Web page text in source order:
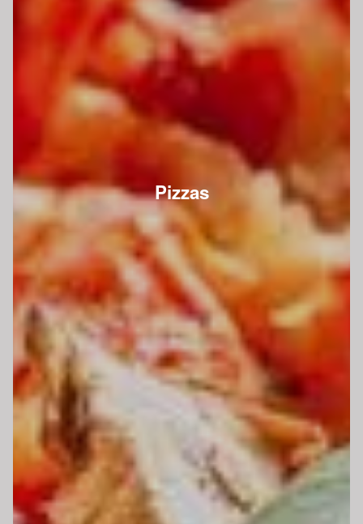
Pizzas